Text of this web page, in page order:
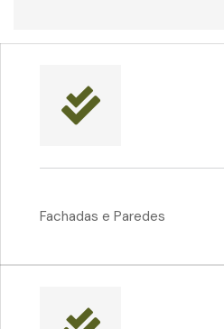
Fachadas e Paredes